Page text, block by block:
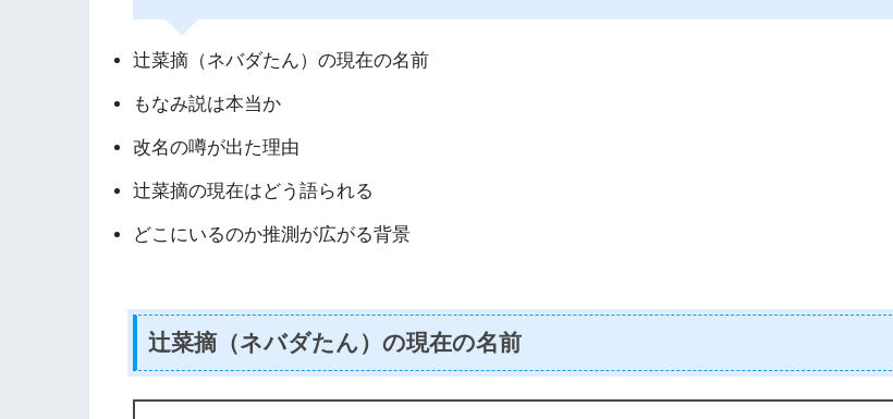
辻菜摘（ネバダたん）の現在の名前
もなみ説は本当か
改名の噂が出た理由
辻菜摘の現在はどう語られる
どこにいるのか推測が広がる背景
辻菜摘（ネバダたん）の現在の名前